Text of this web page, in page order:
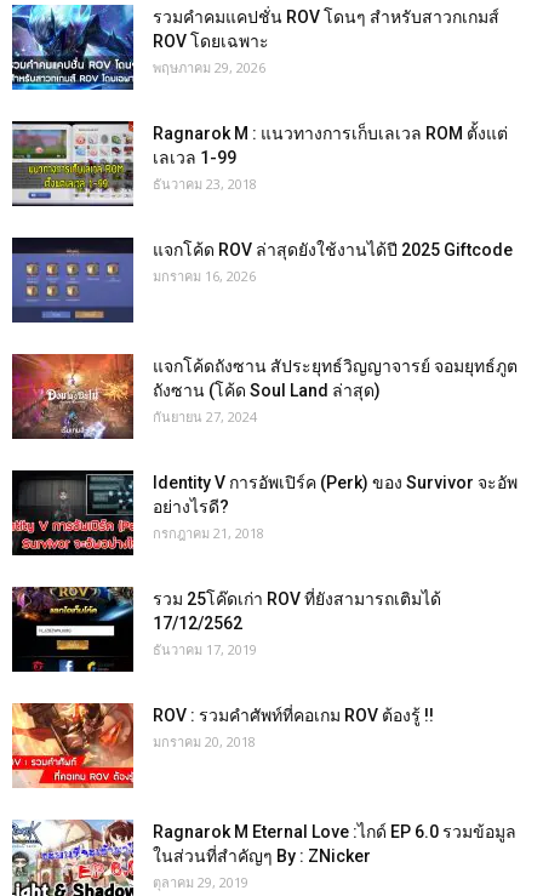
รวมคำคมแคปชั่น ROV โดนๆ สำหรับสาวกเกมส์
ROV โดยเฉพาะ
พฤษภาคม 29, 2026
Ragnarok M : แนวทางการเก็บเลเวล ROM ตั้งแต่
เลเวล 1-99
ธันวาคม 23, 2018
แจกโค้ด ROV ล่าสุดยังใช้งานได้ปี 2025 Giftcode
มกราคม 16, 2026
แจกโค้ดถังซาน สัประยุทธ์วิญญาจารย์ จอมยุทธ์ภูต
ถังซาน (โค้ด Soul Land ล่าสุด)
กันยายน 27, 2024
Identity V การอัพเปิร์ค (Perk) ของ Survivor จะอัพ
อย่างไรดี?
กรกฎาคม 21, 2018
รวม 25โค๊ดเก่า ROV ที่ยังสามารถเติมได้
17/12/2562
ธันวาคม 17, 2019
ROV : รวมคำศัพท์ที่คอเกม ROV ต้องรู้ !!
มกราคม 20, 2018
Ragnarok M Eternal Love :ไกด์ EP 6.0 รวมข้อมูล
ในส่วนที่สำคัญๆ By : ZNicker
ตุลาคม 29, 2019